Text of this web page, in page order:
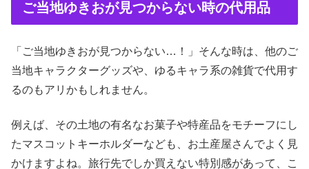
ご当地ゆきおが見つからない時の代用品
「ご当地ゆきおが見つからない…！」そんな時は、他のご
当地キャラクターグッズや、ゆるキャラ系の雑貨で代用す
るのもアリかもしれません。
例えば、その土地の有名なお菓子や特産品をモチーフにし
たマスコットキーホルダーなども、お土産屋さんでよく見
かけますよね。旅行先でしか買えない特別感があって、こ